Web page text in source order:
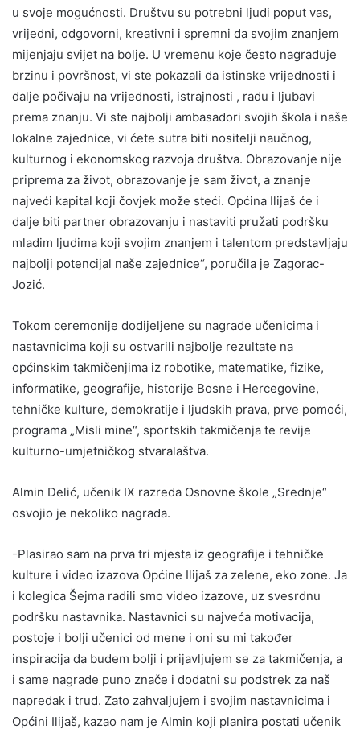
u svoje mogućnosti. Društvu su potrebni ljudi poput vas,
vrijedni, odgovorni, kreativni i spremni da svojim znanjem
mijenjaju svijet na bolje. U vremenu koje često nagrađuje
brzinu i površnost, vi ste pokazali da istinske vrijednosti i
dalje počivaju na vrijednosti, istrajnosti , radu i ljubavi
prema znanju. Vi ste najbolji ambasadori svojih škola i naše
lokalne zajednice, vi ćete sutra biti nositelji naučnog,
kulturnog i ekonomskog razvoja društva. Obrazovanje nije
priprema za život, obrazovanje je sam život, a znanje
najveći kapital koji čovjek može steći. Općina Ilijaš će i
dalje biti partner obrazovanju i nastaviti pružati podršku
mladim ljudima koji svojim znanjem i talentom predstavljaju
najbolji potencijal naše zajednice“, poručila je Zagorac-
Jozić.
Tokom ceremonije dodijeljene su nagrade učenicima i
nastavnicima koji su ostvarili najbolje rezultate na
općinskim takmičenjima iz robotike, matematike, fizike,
informatike, geografije, historije Bosne i Hercegovine,
tehničke kulture, demokratije i ljudskih prava, prve pomoći,
programa „Misli mine“, sportskih takmičenja te revije
kulturno-umjetničkog stvaralaštva.
Almin Delić, učenik IX razreda Osnovne škole „Srednje“
osvojio je nekoliko nagrada.
-Plasirao sam na prva tri mjesta iz geografije i tehničke
kulture i video izazova Općine Ilijaš za zelene, eko zone. Ja
i kolegica Šejma radili smo video izazove, uz svesrdnu
podršku nastavnika. Nastavnici su najveća motivacija,
postoje i bolji učenici od mene i oni su mi također
inspiracija da budem bolji i prijavljujem se za takmičenja, a
i same nagrade puno znače i dodatni su podstrek za naš
napredak i trud. Zato zahvaljujem i svojim nastavnicima i
Općini Ilijaš, kazao nam je Almin koji planira postati učenik